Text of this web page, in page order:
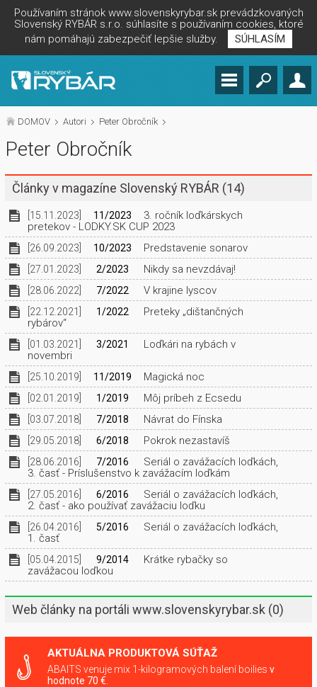
Používaním stránok www.slovenskyrybar.sk prevádzkovaných
Slovenský RYBÁR s.r.o. súhlasíte s používaním cookies, ktoré
nám pomáhajú zabezpečiť lepšie služby.
SÚHLASÍM
DOMOV Autori Peter Obročník
Peter Obročník
Články v magazíne Slovenský RYBÁR (14)
[15.11.2023] 11/2023
3. ročník loďkárskych
pretekov - LODKY.SK CUP 2023
[26.09.2023] 10/2023 Predstavenie sonarov
[27.01.2023] 2/2023 Nikdy sa nevzdávaj!
[28.06.2022] 7/2022 V krajine lyscov
[22.12.2021] 1/2022
Preteky „dištančných
rybárov“
[01.03.2021] 3/2021
Loďkári na rybách v
novembri
[25.10.2019] 11/2019 Magická noc
[02.01.2019] 1/2019 Môj príbeh z Ecsedu
[03.07.2018] 7/2018 Návrat do Fínska
[29.05.2018] 6/2018 Pokrok nezastavíš
[28.06.2016] 7/2016
Seriál o zavážacích loďkách,
3. časť - Príslušenstvo k zavážacím loďkám
[27.05.2016] 6/2016
Seriál o zavážacích loďkách,
2. časť - ako používať zavážaciu loďku
[26.04.2016] 5/2016
Seriál o zavážacích loďkách,
1. časť
[05.04.2015] 9/2014
Krátke rybačky so
zavážacou loďkou
Web články na portáli www.slovenskyrybar.sk (0)
AKTUÁLNA PRODUKTOVÁ SÚŤAŽ
ABAITS venuje mix 1-kilogramových balení boilies v
hodnote 70 €.